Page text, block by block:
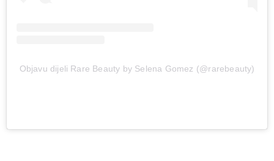
Objavu dijeli Rare Beauty by Selena Gomez (@rarebeauty)